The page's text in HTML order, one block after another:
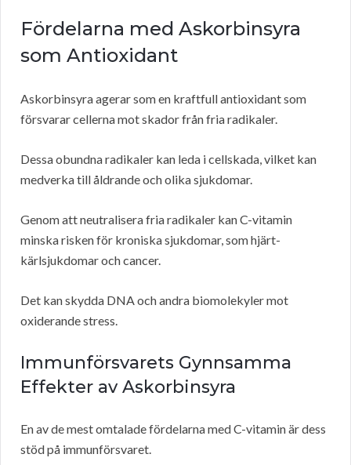
Fördelarna med Askorbinsyra
som Antioxidant
Askorbinsyra agerar som en kraftfull antioxidant som
försvarar cellerna mot skador från fria radikaler.
Dessa obundna radikaler kan leda i cellskada, vilket kan
medverka till åldrande och olika sjukdomar.
Genom att neutralisera fria radikaler kan C-vitamin
minska risken för kroniska sjukdomar, som hjärt-
kärlsjukdomar och cancer.
Det kan skydda DNA och andra biomolekyler mot
oxiderande stress.
Immunförsvarets Gynnsamma
Effekter av Askorbinsyra
En av de mest omtalade fördelarna med C-vitamin är dess
stöd på immunförsvaret.